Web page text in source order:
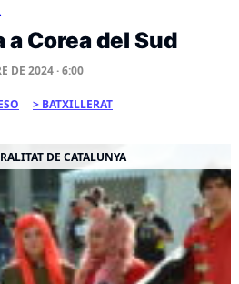
Corea del Sud
DE 2024 · 6:00
BATXILLERAT
DE CATALUNYA